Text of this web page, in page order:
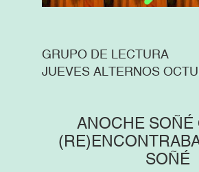
GRUPO DE LECTURA
JUEVES ALTERNOS
ANOCHE SOÑÉ
SOÑÉ